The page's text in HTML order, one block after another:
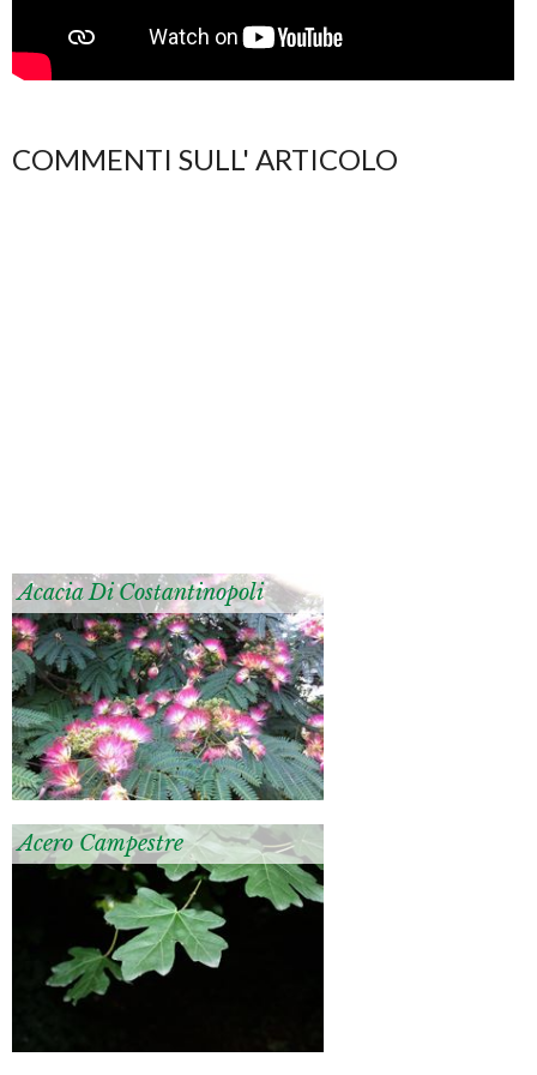
COMMENTI SULL' ARTICOLO
Acacia Di Costantinopoli
Acero Campestre